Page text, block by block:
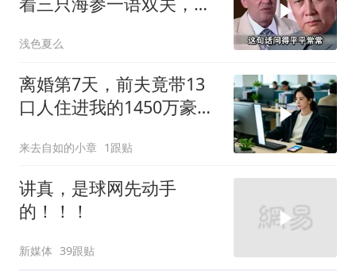
浅色夏么
离婚第7天，前夫竟带13
口人住进我的1450万豪
来去自如的小章 1跟贴
讲真，是球网先动手
的！！！
新媒体 39跟贴